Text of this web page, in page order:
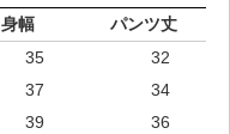
身幅
パンツ丈
35
32
37
34
39
36